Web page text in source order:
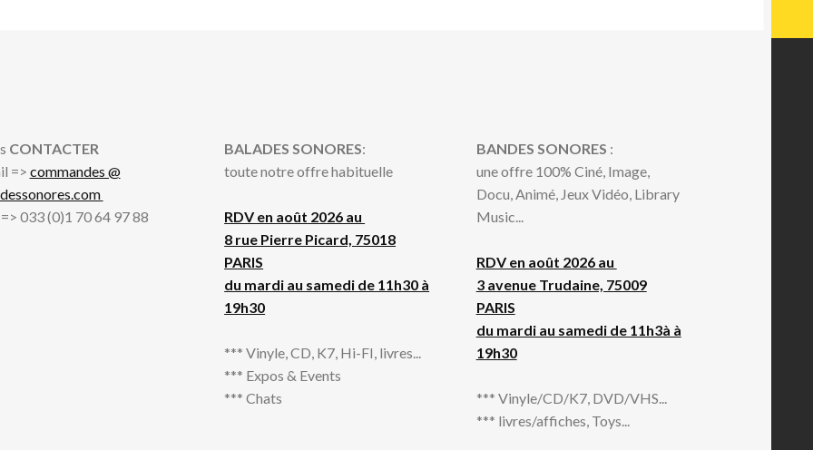
CONTACTER
=> commandes @
033 (0)1 70 64 97 88
BALADES SONORES:
toute notre offre habituelle
RDV en août 2026 au
8 rue Pierre Picard, 75018
PARIS
du mardi au samedi de 11h30 à
19h30
*** Vinyle, CD, K7, Hi-FI, livres...
*** Expos & Events
*** Chats
BANDES SONORES :
une offre 100% Ciné, Image,
Docu, Animé, Jeux Vidéo, Library
Music...
RDV en août 2026 au
3 avenue Trudaine, 75009
PARIS
du mardi au samedi de 11h3à à
19h30
*** Vinyle/CD/K7, DVD/VHS...
*** livres/affiches, Toys...